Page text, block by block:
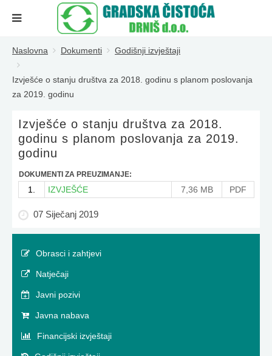
Naslovna Dokumenti Godišnji izvještaji
Izvješće o stanju društva za 2018. godinu s planom poslovanja
za 2019. godinu
Izvješće o stanju društva za 2018.
godinu s planom poslovanja za 2019.
godinu
DOKUMENTI ZA PREUZIMANJE:
1. IZVJEŠĆE 7,36 MB PDF
07 Siječanj 2019
Obrasci i zahtjevi
Natječaji
Javni pozivi
Javna nabava
Financijski izvještaji